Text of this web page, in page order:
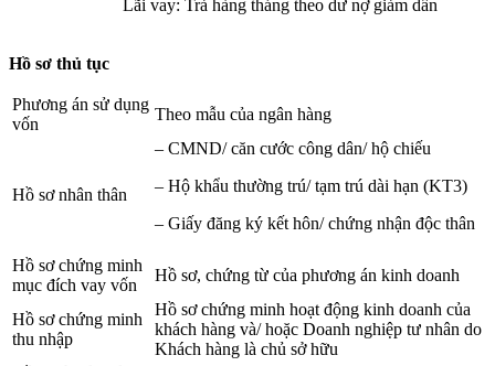
Lãi vay: Trả hàng tháng theo dư nợ giảm dần
Hồ sơ thủ tục
Phương án sử dụng
vốn
Theo mẫu của ngân hàng
Hồ sơ nhân thân
– CMND/ căn cước công dân/ hộ chiếu
– Hộ khẩu thường trú/ tạm trú dài hạn (KT3)
– Giấy đăng ký kết hôn/ chứng nhận độc thân
Hồ sơ chứng minh
mục đích vay vốn
Hồ sơ, chứng từ của phương án kinh doanh
Hồ sơ chứng minh
thu nhập
Hồ sơ chứng minh hoạt động kinh doanh của
khách hàng và/ hoặc Doanh nghiệp tư nhân do
Khách hàng là chủ sở hữu